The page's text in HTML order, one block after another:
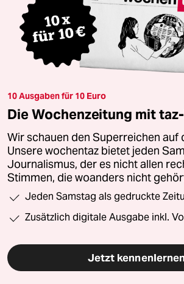
10 Ausgaben für 10 Euro
Die Wochenzeitung mit
Wir schauen den Superreichen auf
Unsere wochentaz bietet jeden
Journalismus, der es nicht allen
Stimmen, die woanders nicht
Jeden Samstag als gedruckte
Zusätzlich digitale Ausgabe inkl.
Jetzt kennenlernen